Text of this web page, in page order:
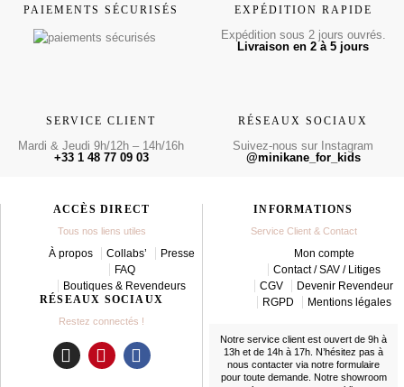
PAIEMENTS SÉCURISÉS EXPÉDITION RAPIDE
Expédition sous 2 jours ouvrés.
Livraison en 2 à 5 jours
SERVICE CLIENT
Mardi & Jeudi 9h/12h – 14h/16h
+33 1 48 77 09 03
RÉSEAUX SOCIAUX
Suivez-nous sur Instagram
@minikane_for_kids
ACCÈS DIRECT
Tous nos liens utiles
À propos Collabs’
Presse
FAQ
Boutiques & Revendeurs
RÉSEAUX SOCIAUX
Restez connectés !
I
P
F
INFORMATIONS
Service Client & Contact
Mon compte
Contact / SAV / Litiges
CGV
Devenir Revendeur
RGPD
Mentions légales
Notre service client est ouvert de 9h à
13h et de 14h à 17h. N’hésitez pas à
nous contacter via notre formulaire
pour toute demande. Notre showroom